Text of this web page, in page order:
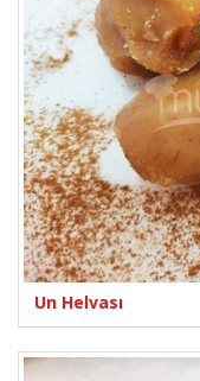
Un Helvası